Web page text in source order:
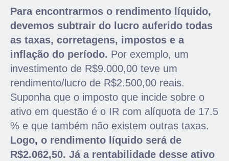
Para encontrarmos o rendimento líquido,
devemos subtrair do lucro auferido todas
as taxas, corretagens, impostos e a
inflação do período. Por exemplo, um
investimento de R$9.000,00 teve um
rendimento/lucro de R$2.500,00 reais.
Suponha que o imposto que incide sobre o
ativo em questão é o IR com alíquota de 17.5
% e que também não existem outras taxas.
Logo, o rendimento líquido será de
R$2.062,50. Já a rentabilidade desse ativo